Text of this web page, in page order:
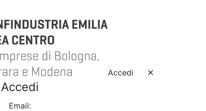
Accedi
Accedi
Email: